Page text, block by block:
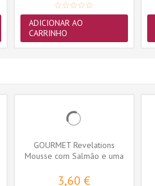
ADICIONAR AO
CARRINHO
GOURMET Revelations
Mousse com Salmão e uma
3,60 €